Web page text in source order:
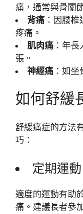
痛，通常與骨關
背痛 ：因腰
疼痛。
肌肉痛 ：年
張。
神經痛 ：如
如何舒緩
舒緩痛症的方法
巧：
定期運動
適度的運動有助
痛。建議長者參